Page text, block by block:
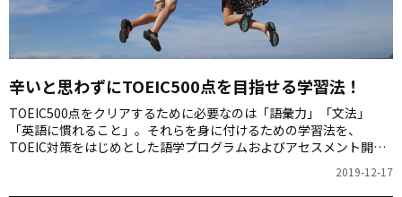
辛いと思わずにTOEIC500点を目指せる学習法！
TOEIC500点をクリアするために必要なのは「語彙力」「文法」
「英語に慣れること」。それらを身に付けるための学習法を、
TOEIC対策をはじめとした語学プログラムおよびアセスメント開発
2019-12-17